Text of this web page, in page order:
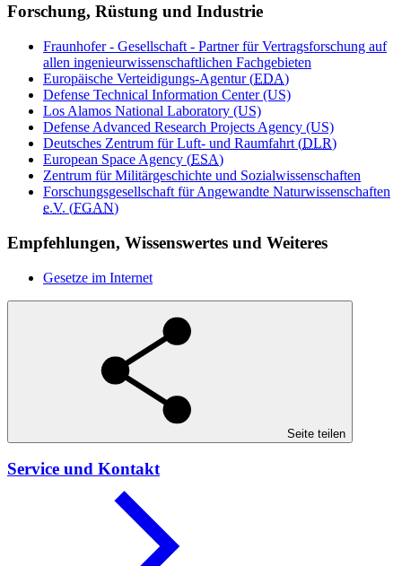
Forschung, Rüstung und Industrie
Fraunhofer - Gesellschaft - Partner für Vertragsforschung auf
allen ingenieurwissenschaftlichen Fachgebieten
Europäische Verteidigungs-Agentur (EDA)
Defense Technical Information Center (US)
Los Alamos National Laboratory (US)
Defense Advanced Research Projects Agency (US)
Deutsches Zentrum für Luft- und Raumfahrt (DLR)
European Space Agency (ESA)
Zentrum für Militärgeschichte und Sozialwissenschaften
Forschungsgesellschaft für Angewandte Naturwissenschaften
e.V. (FGAN)
Empfehlungen, Wissenswertes und Weiteres
Gesetze im Internet
Seite teilen
Service und Kontakt